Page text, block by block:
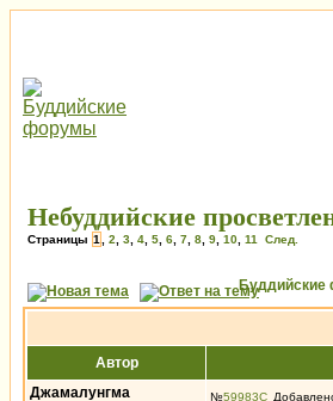
Небуддийские
Страницы 1 2 3 4 5 6 7 8 9 10 11 След.
Автор
Джамалунгма
№59983